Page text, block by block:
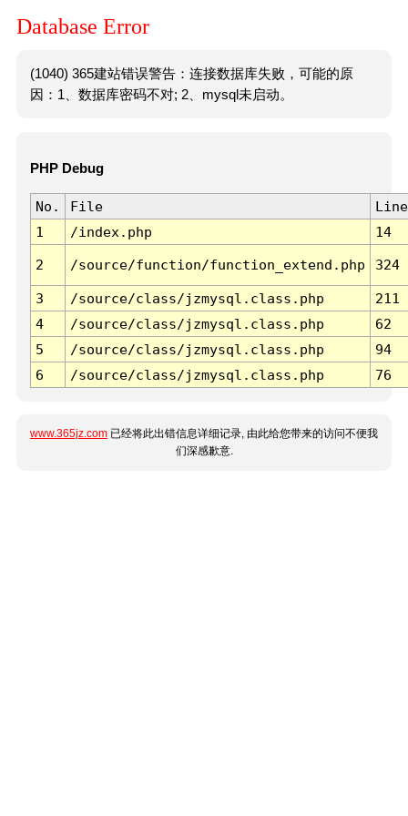
Database Error
(1040) 365建站错误警告：连接数据库失败，可能的原
因：1、数据库密码不对; 2、mysql未启动。
PHP Debug
No. File
Line
1
/index.php 14
2 /source/function/function_extend.php 324
3 /source/class/jzmysql.class.php
211
4
/source/class/jzmysql.class.php
62
5
/source/class/jzmysql.class.php
94
6
/source/class/jzmysql.class.php 76
www.365jz.com 已经将此出错信息详细记录, 由此给您带来的访问不便我
们深感歉意.